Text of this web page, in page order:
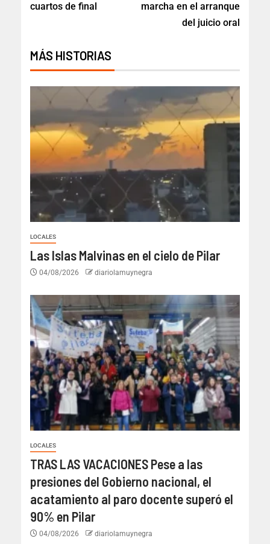
cuartos de final
marcha en el arranque
del juicio oral
MÁS HISTORIAS
LOCALES
Las Islas Malvinas en el cielo de Pilar
04/08/2026 diariolamuynegra
LOCALES
TRAS LAS VACACIONES Pese a las
presiones del Gobierno nacional, el
acatamiento al paro docente superó el
90% en Pilar
04/08/2026 diariolamuynegra